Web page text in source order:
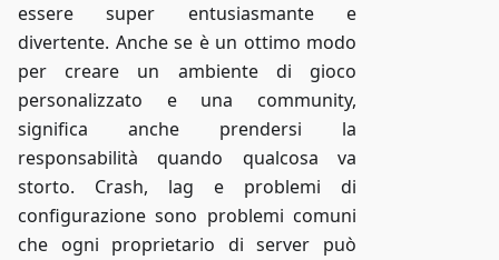
essere super entusiasmante e
divertente. Anche se è un ottimo modo
per creare un ambiente di gioco
personalizzato e una community,
significa anche prendersi la
responsabilità quando qualcosa va
storto. Crash, lag e problemi di
configurazione sono problemi comuni
che ogni proprietario di server può